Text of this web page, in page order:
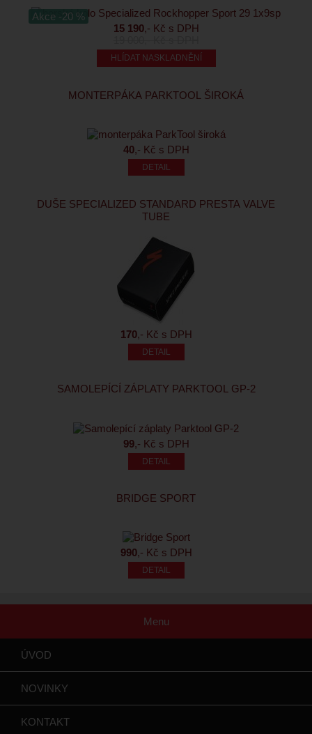
Akce -20 %
15 190,- Kč s DPH
HLÍDAT NASKLADNĚNÍ
MONTERPÁKA PARKTOOL ŠIROKÁ
40,- Kč s DPH
DUŠE SPECIALIZED STANDARD PRESTA VALVE
TUBE
170,- Kč s DPH
SAMOLEPÍCÍ ZÁPLATY PARKTOOL GP-2
99,- Kč s DPH
BRIDGE SPORT
990,- Kč s DPH
Menu
ÚVOD
NOVINKY
KONTAKT